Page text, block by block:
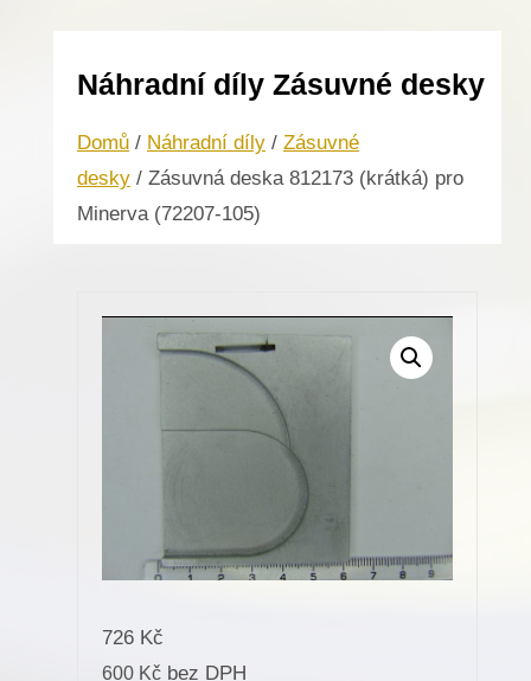
Náhradní díly Zásuvné desky
Domů / Náhradní díly / Zásuvné
desky / Zásuvná deska 812173 (krátká) pro
Minerva (72207-105)
726 Kč
600 Kč bez DPH